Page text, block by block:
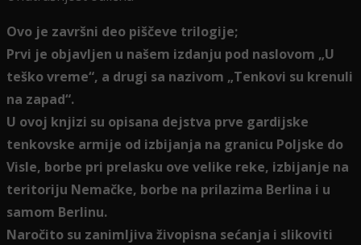
Ovo je završni deo piščeve trilogije;
Prvi je objavljen u našem izdanju pod naslovom „U
teško vreme“, a drugi sa nazivom „Tenkovi su krenuli
na zapad“.
U ovoj knjizi su opisana dejstva prve gardijske
tenkovske armije od izbijanja na granicu Poljske do
Visle, borbe pri prelasku ove velike reke, izbijanje na
teritoriju Nemačke, borbe na prilazima Berlina i u
samom Berlinu.
Naročito su zanimljiva živopisna sećanja i slikoviti